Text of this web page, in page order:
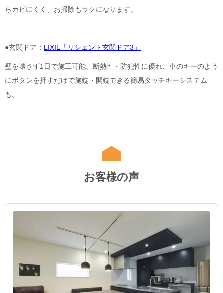
らカビにくく、お掃除もラクになります。
●玄関ドア： LIXIL「リシェント玄関ドア3」
壁を壊さず1日で施工可能。断熱性・防犯性に優れ、車のキーのよう
にボタンを押すだけで施錠・開錠できる簡易タッチキーシステム
も。
お客様の声